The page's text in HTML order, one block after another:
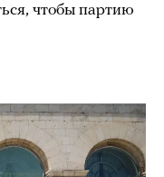
чтобы партию